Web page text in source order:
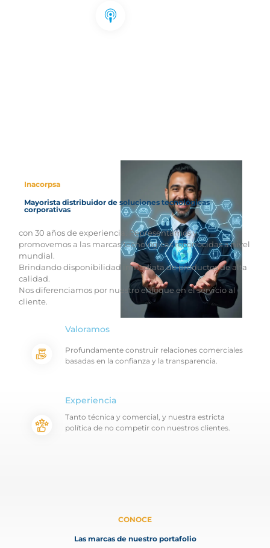
Inacorpsa
Mayorista distribuidor de soluciones tecnológicas
corporativas
con 30 años de experiencia. Representamos y
promovemos a las marcas tecnológicas reconocidas a nivel
mundial.
Brindando disponibilidad inmediata de productos de alta
calidad.
Nos diferenciamos por nuestro enfoque en el servicio al
cliente.
Valoramos
Profundamente construir relaciones comerciales
basadas en la confianza y la transparencia.
Experiencia
Tanto técnica y comercial, y nuestra estricta
política de no competir con nuestros clientes.
CONOCE
Las marcas de nuestro portafolio